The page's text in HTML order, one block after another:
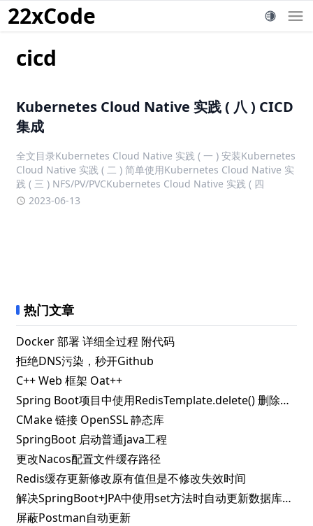
22xCode
cicd
Kubernetes Cloud Native 实践 ( 八 ) CICD
集成
全文目录Kubernetes Cloud Native 实践 ( 一 ) 安装Kubernetes
Cloud Native 实践 ( 二 ) 简单使用Kubernetes Cloud Native 实
践 ( 三 ) NFS/PV/PVCKubernetes Cloud Native 实践 ( 四
2023-06-13
热门文章
Docker 部署 详细全过程 附代码
拒绝DNS污染，秒开Github
C++ Web 框架 Oat++
Spring Boot项目中使用RedisTemplate.delete() 删除指定key失败的解决办法
CMake 链接 OpenSSL 静态库
SpringBoot 启动普通java工程
更改Nacos配置文件缓存路径
Redis缓存更新修改原有值但是不修改失效时间
解决SpringBoot+JPA中使用set方法时自动更新数据库问题
屏蔽Postman自动更新